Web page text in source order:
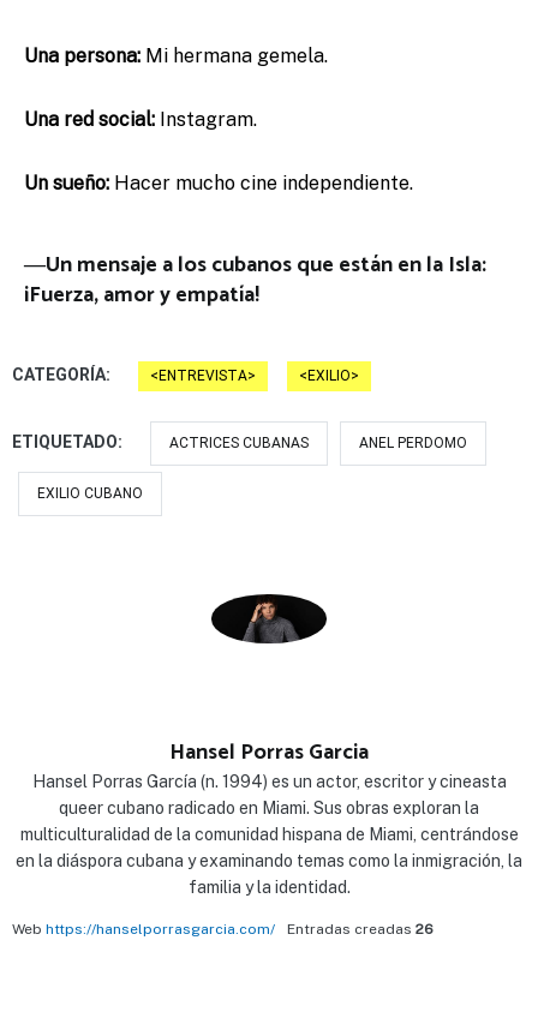
Una persona: Mi hermana gemela.
Una red social: Instagram.
Un sueño: Hacer mucho cine independiente.
―Un mensaje a los cubanos que están en la Isla:
¡Fuerza, amor y empatía!
CATEGORÍA: ENTREVISTA EXILIO
ETIQUETADO: ACTRICES CUBANAS ANEL PERDOMO
EXILIO CUBANO
Hansel Porras Garcia
Hansel Porras García (n. 1994) es un actor, escritor y cineasta
queer cubano radicado en Miami. Sus obras exploran la
multiculturalidad de la comunidad hispana de Miami, centrándose
en la diáspora cubana y examinando temas como la inmigración, la
familia y la identidad.
Web https://hanselporrasgarcia.com/ Entradas creadas 26